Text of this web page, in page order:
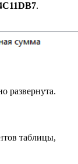
.
развернута.
таблицы,